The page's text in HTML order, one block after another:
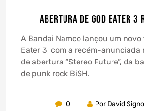
Abertura de God Eater 3
A Bandai Namco lançou um novo
Eater 3, com a recém-anunciada
de abertura “Stereo Future”, da
de punk rock BiSH.
0
Por David